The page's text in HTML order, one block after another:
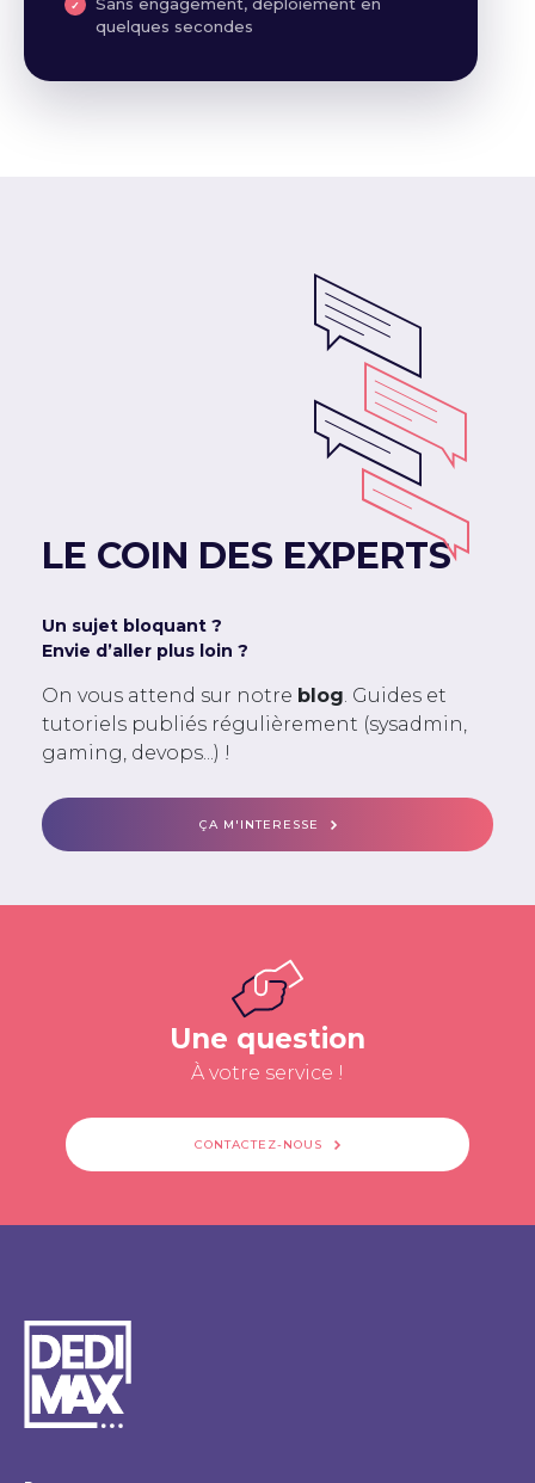
quelques secondes
LE COIN DES EXPERTS
Un sujet bloquant ?
Envie d’aller plus loin ?
On vous attend sur notre blog. Guides et
tutoriels publiés régulièrement (sysadmin,
gaming, devops...) !
ÇA M'INTERESSE
Une question
À votre service !
CONTACTEZ-NOUS